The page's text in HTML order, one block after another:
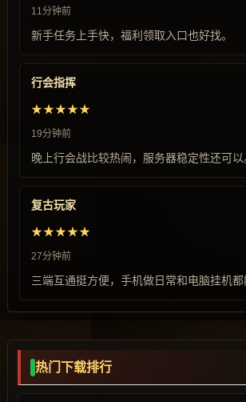
11分钟前
新手任务上手快，福利领取入口也好找。
行会指挥
★★★★★
19分钟前
晚上行会战比较热闹，服务器稳定性还可以
复古玩家
★★★★★
27分钟前
三端互通挺方便，手机做日常和电脑挂机都
热门下载排行